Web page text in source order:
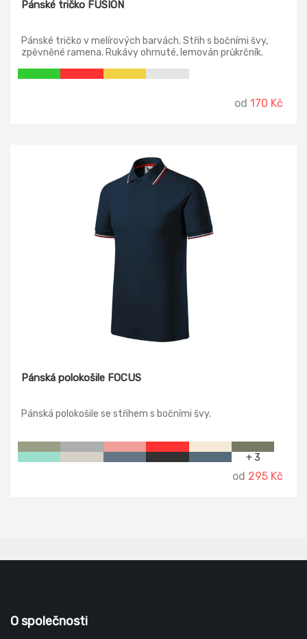
Pánské tričko FUSION
Pánské tričko v melírových barvách. Střih s bočními švy,
zpěvněné ramena. Rukávy ohrnuté, lemován průkrčník.
od 170 Kč
Pánská polokošile FOCUS
Pánská polokošile se střihem s bočními švy.
+ 3
od 295 Kč
O společnosti